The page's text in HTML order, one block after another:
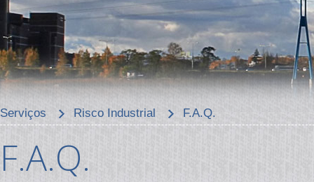
Serviços Risco Industrial F.A.Q.
F.A.Q.